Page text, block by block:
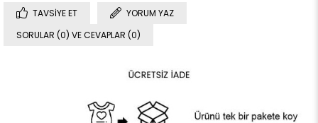
TAVSIYE ET
YORUM YAZ
SORULAR (0) VE CEVAPLAR (0)